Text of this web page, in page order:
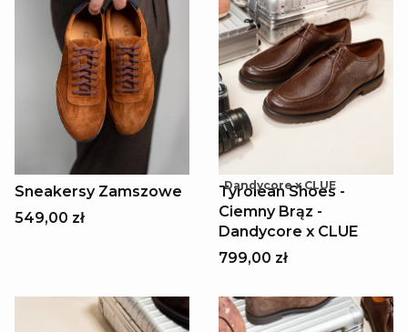
Sneakersy Zamszowe
549,00 zł
Dandycore x CLUE
Tyrolean Shoes -
Ciemny Brąz -
Dandycore x CLUE
799,00 zł